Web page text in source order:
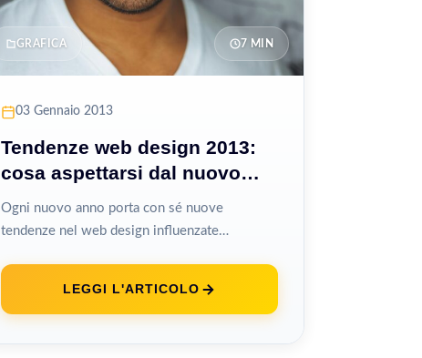
GRAFICA 7 MIN
03 Gennaio 2013
Tendenze web design 2013:
cosa aspettarsi dal nuovo
anno
Ogni nuovo anno porta con sé nuove
tendenze nel web design influenzate
nel comportamento degli utenti...
LEGGI L'ARTICOLO